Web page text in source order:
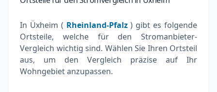
In Üxheim ( Rheinland-Pfalz) gibt es folgende
Ortsteile, welche für den Stromanbieter-
Vergleich wichtig sind. Wählen Sie Ihren Ortsteil
aus, um den Vergleich präzise auf Ihr
Wohngebiet anzupassen.